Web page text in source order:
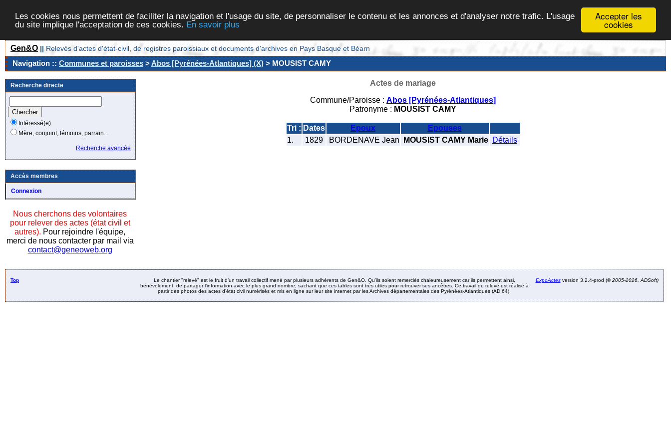
Accepter les
cookies
Les cookies nous permettent de faciliter la navigation et l'usage du site, de personnaliser le contenu et les annonces et d'analyser notre trafic. L'usage
du site implique l'acceptation de ces cookies. En savoir plus
Gen&O || Relevés d'actes d'état-civil, de registres paroissiaux et documents d'archives en Pays Basque et Béarn
Navigation :: Communes et paroisses >Abos [Pyrénées-Atlantiques] (X) > MOUSIST CAMY
Recherche directe
Intéressé(e)
Mère, conjoint, témoins, parrain...
Recherche avancée
Accès membres
Connexion
Nous cherchons des volontaires
pour relever des actes (état civil et
autres). Pour rejoindre l'équipe,
merci de nous contacter par mail via
contact@geneoweb.org
Actes de mariage
Commune/Paroisse : Abos [Pyrénées-Atlantiques]
Patronyme : MOUSIST CAMY
Tri : Dates Epoux
Epouses
1.
1829 BORDENAVE Jean MOUSIST CAMY Marie Détails
Top
Le chantier "relevé" est le fruit d’un travail collectif mené par plusieurs adhérents de Gen&O. Qu’ils soient remerciés chaleureusement car ils permettent ainsi,
bénévolement, de partager l’information avec le plus grand nombre, sachant que ces tables sont très utiles pour retrouver ses ancêtres. Ce travail de relevé est réalisé à
partir des photos des actes d’état civil numérisés et mis en ligne sur leur site internet par les Archives départementales des Pyrénées-Atlantiques (AD 64).
ExpoActesversion 3.2.4-prod (©2005-2026, ADSoft)